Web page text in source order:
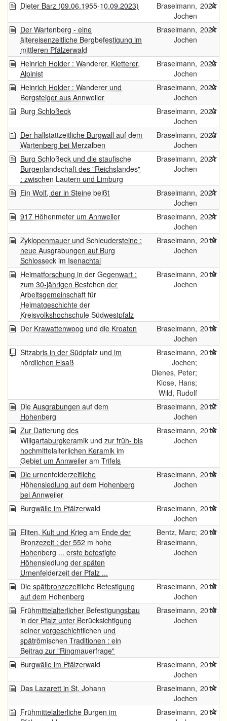
Dieter Barz (09.06.1955-10.09.2023)
Braselmann,
Jochen
2024
Der Wartenberg - eine
ältereisenzeitliche Bergbefestigung im
mittleren Pfälzerwald
Braselmann,
Jochen
2024
Heinrich Holder : Wanderer, Kletterer,
Alpinist
Braselmann,
Jochen
2023
Heinrich Holder : Wanderer und
Bergsteiger aus Annweiler
Braselmann,
Jochen
2023
Burg Schloßeck
Braselmann,
Jochen
2023
Der hallstattzeitliche Burgwall auf dem
Wartenberg bei Merzalben
Braselmann,
Jochen
2023
Burg Schloßeck und die staufische
Burgenlandschaft des "Reichslandes"
: zwischen Lautern und Limburg
Braselmann,
Jochen
2021
Ein Wolf, der in Steine beißt
Braselmann,
Jochen
2021
917 Höhenmeter um Annweiler
Braselmann,
Jochen
2021
Zyklopenmauer und Schleudersteine :
neue Ausgrabungen auf Burg
Schlosseck im Isenachtal
Braselmann,
Jochen
2019
Heimatforschung in der Gegenwart :
zum 30-jährigen Bestehen der
Arbeitsgemeinschaft für
Heimatgeschichte der
Kreisvolkshochschule Südwestpfalz
Braselmann,
Jochen
2019
Der Krawattenwoog und die Kroaten
Braselmann,
Jochen
2018
Sitzabris in der Südpfalz und im
nördlichen Elsaß
Braselmann,
Jochen;
Dienes, Peter;
Klose, Hans;
Wild, Rudolf
2018
Die Ausgrabungen auf dem
Hohenberg
Braselmann,
Jochen
2017
Zur Datierung des
Wiligartaburgkeramik und zur früh- bis
hochmittelalterlichen Keramik im
Gebiet um Annweiler am Trifels
Braselmann,
Jochen
2016
Die urnenfelderzeitliche
Höhensiedlung auf dem Hohenberg
bei Annweiler
Braselmann,
Jochen
2016
Burgwälle im Pfälzerwald
Braselmann,
Jochen
2016
Eliten, Kult und Krieg am Ende der
Bronzezeit : der 552 m hohe
Hohenberg ... erste befestigte
Höhensiedlung der späten
Urnenfelderzeit der Pfalz ...
Bentz, Marc;
Braselmann,
Jochen
2015
Die spätbronzezeitliche Befestigung
auf dem Hohenberg
Braselmann,
Jochen
2015
Frühmittelalterlicher Befestigungsbau
in der Pfalz unter Berücksichtigung
seiner vorgeschichtlichen und
spätrömischen Traditionen : ein
Beitrag zur "Ringmauerfrage"
Braselmann,
Jochen
2015
Burgwälle im Pfälzerwald
Braselmann,
Jochen
2014
Das Lazarett in St. Johann
Braselmann,
Jochen
2014
Frühmittelalterliche Burgen im
Braselmann, 2014